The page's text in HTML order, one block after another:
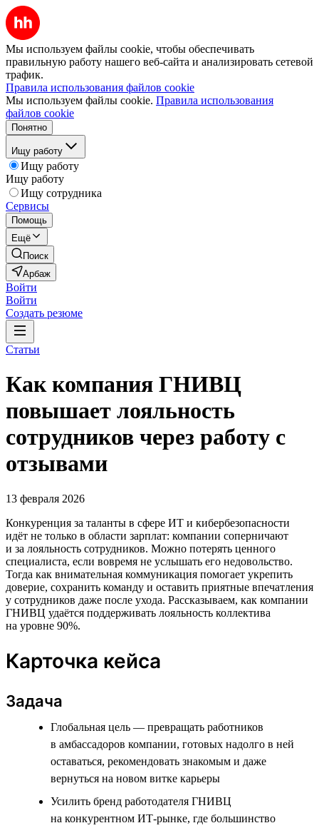
Мы используем файлы cookie, чтобы обеспечивать
правильную работу нашего веб-сайта и анализировать сетевой
трафик.
Правила использования файлов cookie
Мы используем файлы cookie. Правила использования
файлов cookie
Понятно
Ищу работу
Ищу работу
Ищу работу
Ищу сотрудника
Сервисы
Помощь
Ещё
Поиск
Арбаж
Войти
Войти
Создать резюме
Статьи
Как компания ГНИВЦ
повышает лояльность
сотрудников через работу с
отзывами
13 февраля 2026
Конкуренция за таланты в сфере ИТ и кибербезопасности
идёт не только в области зарплат: компании соперничают
и за лояльность сотрудников. Можно потерять ценного
специалиста, если вовремя не услышать его недовольство.
Тогда как внимательная коммуникация помогает укрепить
доверие, сохранить команду и оставить приятные впечатления
у сотрудников даже после ухода. Рассказываем, как компании
ГНИВЦ удаётся поддерживать лояльность коллектива
на уровне 90%.
Карточка кейса
Задача
Глобальная цель — превращать работников
в амбассадоров компании, готовых надолго в ней
оставаться, рекомендовать знакомым и даже
вернуться на новом витке карьеры
Усилить бренд работодателя ГНИВЦ
на конкурентном ИТ-рынке, где большинство